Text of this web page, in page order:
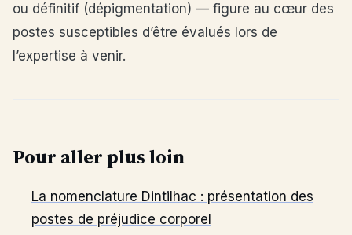
ou définitif (dépigmentation) — figure au cœur des
postes susceptibles d’être évalués lors de
l’expertise à venir.
Pour aller plus loin
La nomenclature Dintilhac : présentation des
postes de préjudice corporel